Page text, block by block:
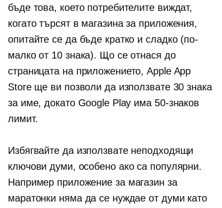
бъде това, което потребителите виждат,
когато търсят в магазина за приложения,
опитайте се да бъде кратко и сладко (по-
малко от 10 знака). Що се отнася до
страницата на приложението, Apple App
Store ще ви позволи да използвате 30 знака
за име, докато Google Play има 50-знаков
лимит.
Избягвайте да използвате неподходящи
ключови думи, особено ако са популярни.
Например приложение за магазин за
маратонки няма да се нуждае от думи като